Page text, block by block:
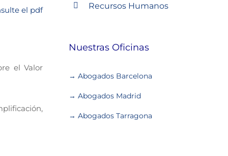
el pdf
el Valor
Recursos Humanos
Nuestras Oficinas
→ Abogados Barcelona
→ Abogados Madrid
→ Abogados Tarragona